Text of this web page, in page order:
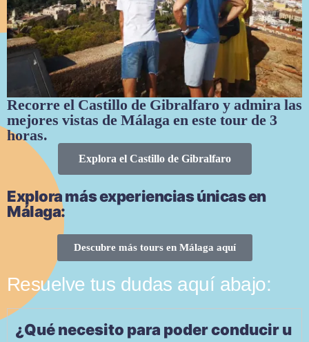
Recorre el Castillo de Gibralfaro y admira las
mejores vistas de Málaga en este tour de 3
horas.
Explora el Castillo de Gibralfaro
Explora más experiencias únicas en
Málaga:
Descubre más tours en Málaga aquí
Resuelve tus dudas aquí abajo:
¿Qué necesito para poder conducir u